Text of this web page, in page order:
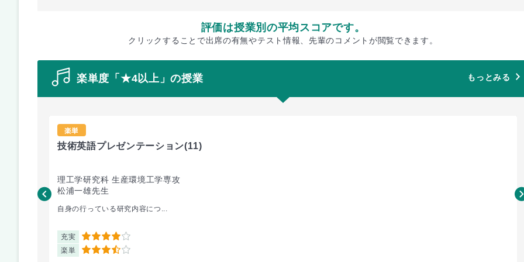
評価は授業別の平均スコアです。
クリックすることで出席の有無やテスト情報、先輩のコメントが閲覧できます。
楽単度「★4以上」の授業 もっとみる
楽単
技術英語プレゼンテーション(11)
理工学研究科 生産環境工学専攻
松浦一雄先生
自身の行っている研究内容につ...
充実 4
楽単 3.5